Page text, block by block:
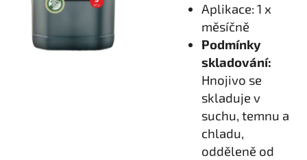
Aplikace: 1 x
měsíčně
Podmínky
skladování:
Hnojivo se
skladuje v
suchu, temnu a
chladu,
odděleně od